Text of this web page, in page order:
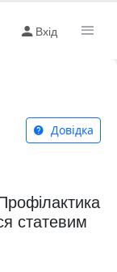
Вхід
Довідка
статевим